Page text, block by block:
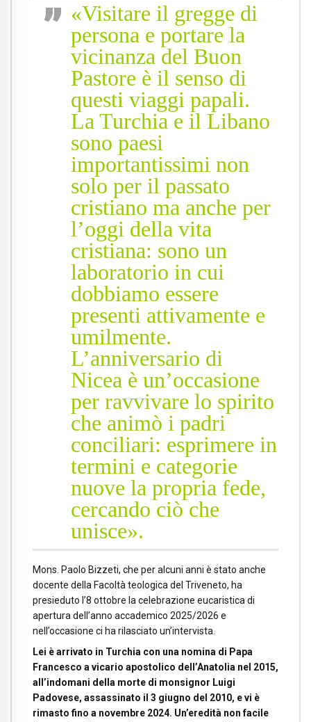
«Visitare il gregge di
persona e portare la
vicinanza del Buon
Pastore è il senso di
questi viaggi papali.
La Turchia e il Libano
sono paesi
importantissimi non
solo per il passato
cristiano ma anche per
l’oggi della vita
cristiana: sono un
laboratorio in cui
dobbiamo essere
presenti attivamente e
umilmente.
L’anniversario di
Nicea è un’occasione
per ravvivare lo spirito
che animò i padri
conciliari: esprimere in
termini e categorie
nuove la propria fede,
cercando ciò che
unisce».
Mons. Paolo Bizzeti, che per alcuni anni è stato anche
docente della Facoltà teologica del Triveneto, ha
presieduto l’8 ottobre la celebrazione eucaristica di
apertura dell’anno accademico 2025/2026 e
nell’occasione ci ha rilasciato un’intervista.
Lei è arrivato in Turchia con una nomina di Papa
Francesco a vicario apostolico dell’Anatolia nel 2015,
all’indomani della morte di monsignor Luigi
Padovese, assassinato il 3 giugno del 2010, e vi è
rimasto fino a novembre 2024. Un’eredità non facile